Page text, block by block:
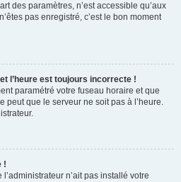
des paramètres, n’est accessible qu’aux
pas enregistré, c’est le bon moment
l’heure est toujours incorrecte !
paramétré votre fuseau horaire et que
peut que le serveur ne soit pas à l’heure.
!
n’ait pas installé votre